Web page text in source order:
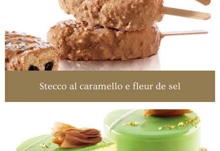
Stecco al caramello e fleur de sel